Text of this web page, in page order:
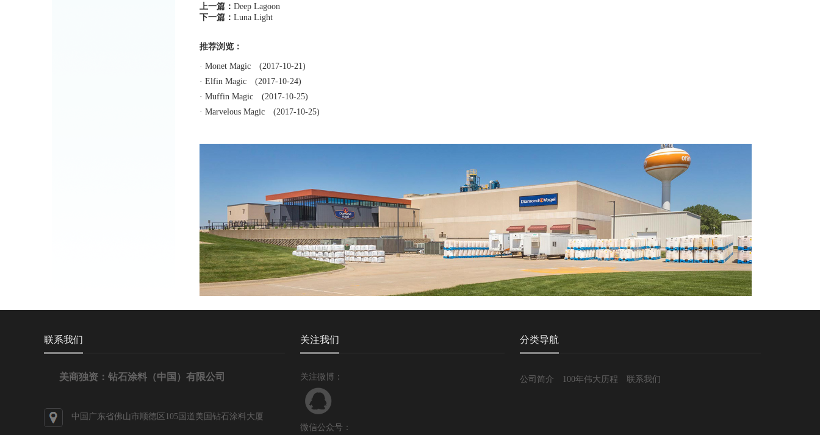
上一篇： Deep Lagoon
下一篇： Luna Light
推荐浏览：
· Monet Magic (2017-10-21)
· Elfin Magic (2017-10-24)
· Muffin Magic (2017-10-25)
· Marvelous Magic (2017-10-25)
联系我们
美商独资：钻石涂料（中国）有限公司
中国广东省佛山市顺德区105国道美国钻石涂料大厦
关注我们
关注微博：
微信公众号：
分类导航
公司简介 100年伟大历程 联系我们